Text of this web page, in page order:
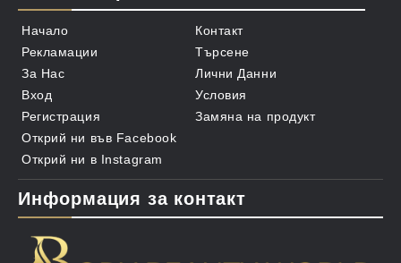
Начало
Рекламации
За Нас
Вход
Регистрация
Контакт
Търсене
Лични Данни
Условия
Замяна на продукт
Открий ни във Facebook
Открий ни в Instagram
Информация за контакт